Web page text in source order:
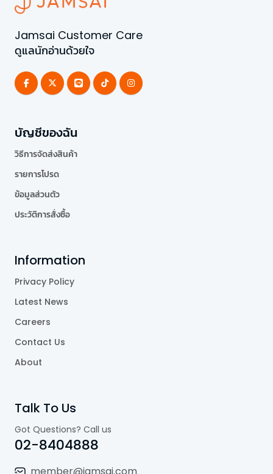
Jamsai Customer Care
ดูแลนักอ่านด้วยใจ
บัญชีของฉัน
วิธีการจัดส่งสินค้า
รายการโปรด
ข้อมูลส่วนตัว
ประวัติการสั่งซื้อ
Information
Privacy Policy
Latest News
Careers
Contact Us
About
Talk To Us
Got Questions? Call us
02-8404888